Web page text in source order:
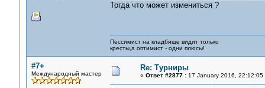
Тогда что может измениться ?
Пессимист на кладбище видит только
кресты,а оптимист - одни плюсы!
#7+
Международный мастер
Re: Турниры
« Ответ #2877 :17 January 2016, 22:12:05